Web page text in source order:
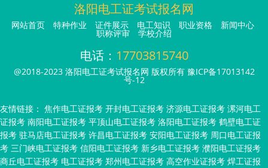
洛阳电工证考试报名网
网站首页 特种作业 证件展示 电工知识 职业资格 新闻中心
职称评审 学校介绍
电话： 17703815740
@2018-2023 洛阳电工证考试报名网 版权所有 豫ICP备17013142
号-12
友情链接： 焦作电工证报考 开封电工证报考 济源电工证报考 漯河电工
证报考 南阳电工证报考 平顶山电工证报考 洛阳电工证报考 鹤壁电工证
报考 驻马店电工证报考 许昌电工证报考 安阳电工证报考 周口电工证报
考 三门峡电工证报考 信阳电工证报考 新乡电工证报考 濮阳电工证报考
商丘电工证报考 电工证报考 郑州电工证报考 高空作业证报考 焊工证报